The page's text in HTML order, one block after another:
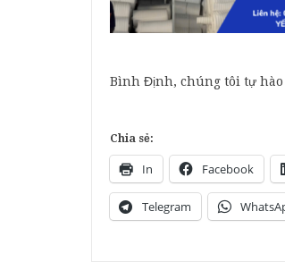
Bình Định, chúng tôi tự hào
Chia sẻ:
In Facebook
Telegram